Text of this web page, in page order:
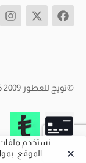
©تويج للعطور 2009 2026
نستخدم
الموقع.